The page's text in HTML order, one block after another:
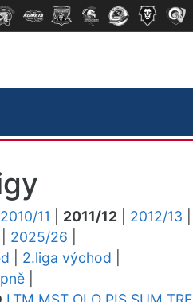
2010/11 2011/12 2012/13
2025/26
2.liga východ